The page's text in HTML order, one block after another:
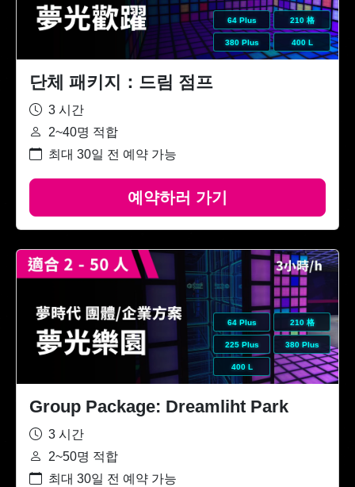
64 Plus 210 格
380 Plus 400 L
단체 패키지：드림 점프
3 시간
2~40명 적합
최대 30일 전 예약 가능
예약하러 가기
64 Plus 210 格
225 Plus 380 Plus
400 L
Group Package: Dreamliht Park
3 시간
2~50명 적합
최대 30일 전 예약 가능